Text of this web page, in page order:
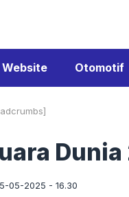
Website Otomotif
Dunia
05-2025 - 16.30